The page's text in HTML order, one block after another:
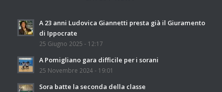
A 23 anni Ludovica Giannetti presta già il Giuramento
di Ippocrate
25 Giugno 2025 - 12:17
A Pomigliano gara difficile per i sorani
25 Novembre 2024 - 19:01
Sora batte la seconda della classe